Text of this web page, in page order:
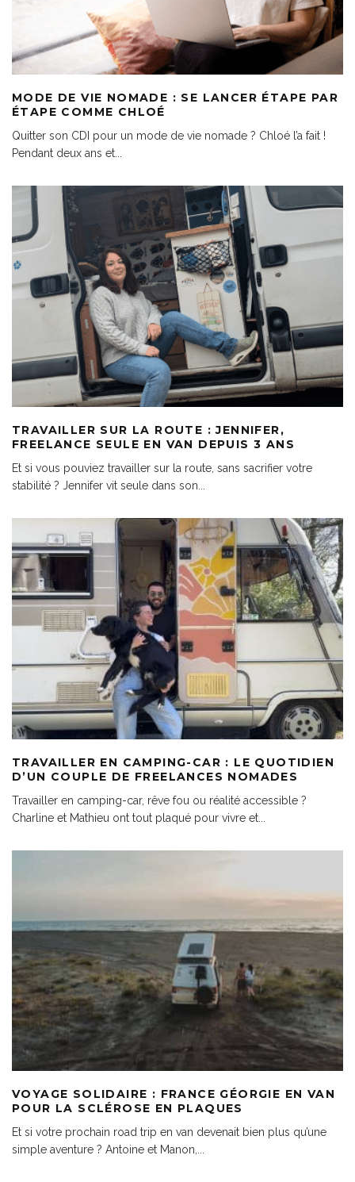
MODE DE VIE NOMADE : SE LANCER ÉTAPE PAR
ÉTAPE COMME CHLOÉ
Quitter son CDI pour un mode de vie nomade ? Chloé l’a fait !
Pendant deux ans et...
TRAVAILLER SUR LA ROUTE : JENNIFER,
FREELANCE SEULE EN VAN DEPUIS 3 ANS
Et si vous pouviez travailler sur la route, sans sacrifier votre
stabilité ? Jennifer vit seule dans son
TRAVAILLER EN CAMPING-CAR : LE QUOTIDIEN
D’UN COUPLE DE FREELANCES NOMADES
Travailler en camping-car, rêve fou ou réalité accessible ?
Charline et Mathieu ont tout plaqué pour vivre et
VOYAGE SOLIDAIRE : FRANCE GÉORGIE EN VAN
POUR LA SCLÉROSE EN PLAQUES
Et si votre prochain road trip en van devenait bien plus qu’une
simple aventure ? Antoine et Manon,...